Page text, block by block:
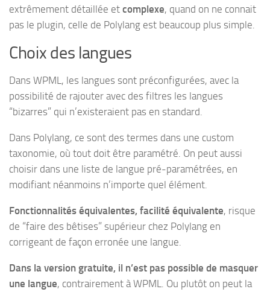
extrêmement détaillée et complexe, quand on ne connait
pas le plugin, celle de Polylang est beaucoup plus simple.
Choix des langues
Dans WPML, les langues sont préconfigurées, avec la
possibilité de rajouter avec des filtres les langues
“bizarres” qui n’existeraient pas en standard.
Dans Polylang, ce sont des termes dans une custom
taxonomie, où tout doit être paramétré. On peut aussi
choisir dans une liste de langue pré-paramétrées, en
modifiant néanmoins n’importe quel élément.
Fonctionnalités équivalentes, facilité équivalente, risque
de “faire des bêtises” supérieur chez Polylang en
corrigeant de façon erronée une langue.
Dans la version gratuite, il n’est pas possible de masquer
une langue, contrairement à WPML. Ou plutôt on peut la